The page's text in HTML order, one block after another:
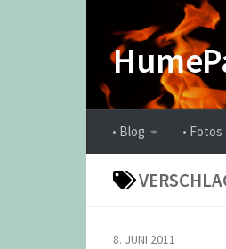
Zum Inhalt springen
• Blog • Fotos
8. JUNI 2011